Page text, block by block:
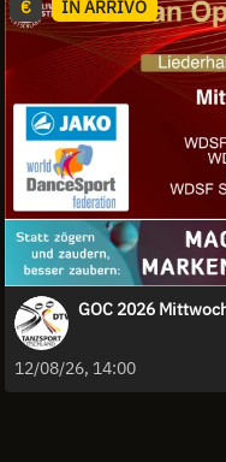
€ IN ARRIVO
GOC 2026
12/08/26, 14:00